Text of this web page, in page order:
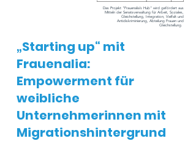
Das Projekt "Frauenalia’s Hub" wird gefördert aus
Mitteln der Senatsverwaltung für Arbeit, Soziales,
Gleichstellung, Integration, Vielfalt und
Antidiskriminierung, Abteilung Frauen und
Gleichstellung.
„Starting up“ mit
Frauenalia:
Empowerment für
weibliche
Unternehmerinnen mit
Migrationshintergrund